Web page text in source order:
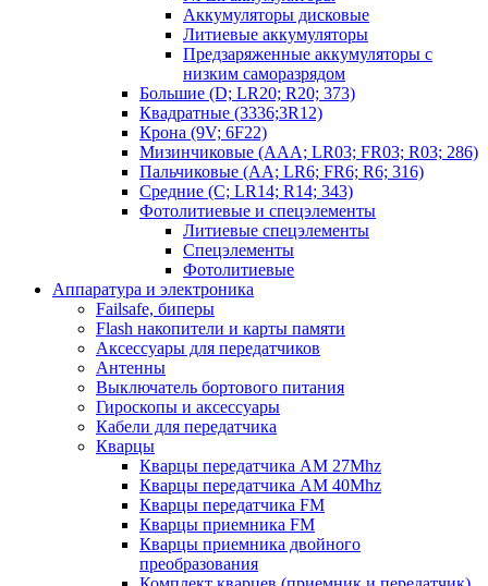
Аккумуляторы дисковые
Литиевые аккумуляторы
Предзаряженные аккумуляторы с
низким саморазрядом
Большие (D; LR20; R20; 373)
Квадратные (3336;3R12)
Крона (9V; 6F22)
Мизинчиковые (AAA; LR03; FR03; R03; 286)
Пальчиковые (AA; LR6; FR6; R6; 316)
Средние (C; LR14; R14; 343)
Фотолитиевые и спецэлементы
Литиевые спецэлементы
Спецэлементы
Фотолитиевые
Аппаратура и электроника
Failsafe, биперы
Flash накопители и карты памяти
Аксессуары для передатчиков
Антенны
Выключатель бортового питания
Гироскопы и аксессуары
Кабели для передатчика
Кварцы
Кварцы передатчика AM 27Mhz
Кварцы передатчика AM 40Mhz
Кварцы передатчика FM
Кварцы приемника FM
Кварцы приемника двойного
преобразования